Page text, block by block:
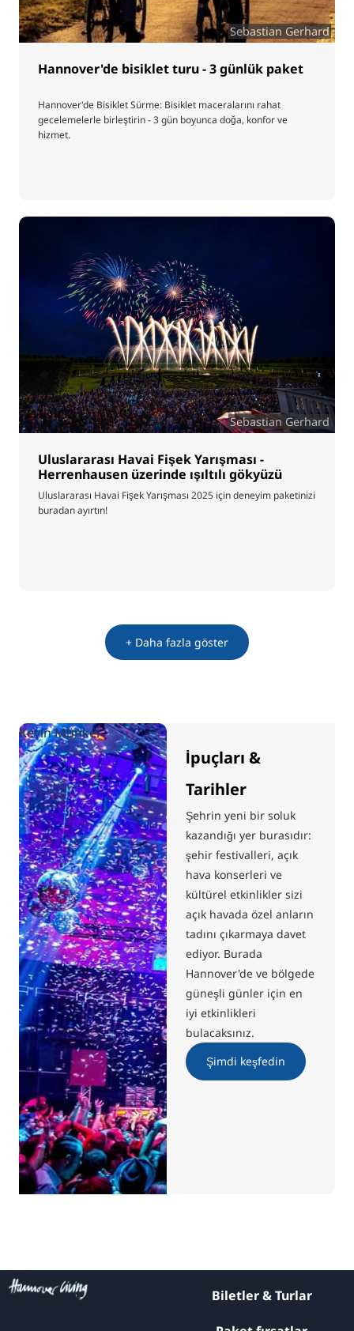
Sebastian Gerhard
Hannover'de bisiklet turu - 3 günlük paket
Hannover'de Bisiklet Sürme: Bisiklet maceralarını rahat
gecelemelerle birleştirin - 3 gün boyunca doğa, konfor ve
hizmet.
Sebastian Gerhard
Uluslararası Havai Fişek Yarışması -
Herrenhausen üzerinde ışıltılı gökyüzü
Uluslararası Havai Fişek Yarışması 2025 için deneyim paketinizi
buradan ayırtın!
+ Daha fazla göster
Kevin Münkel
İpuçları &
Tarihler
Şehrin yeni bir soluk
kazandığı yer burasıdır:
şehir festivalleri, açık
hava konserleri ve
kültürel etkinlikler sizi
açık havada özel anların
tadını çıkarmaya davet
ediyor. Burada
Hannover'de ve bölgede
güneşli günler için en
iyi etkinlikleri
bulacaksınız.
Şimdi keşfedin
Biletler & Turlar